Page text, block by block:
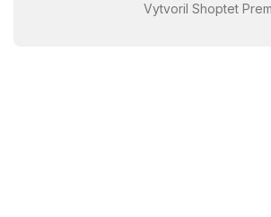
Vytvoril Shoptet